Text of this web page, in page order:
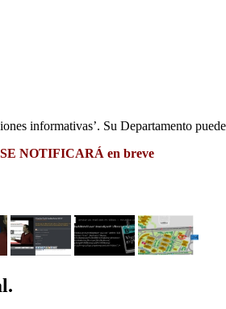
informativas’. Su Departamento
SE NOTIFICARÁ en breve